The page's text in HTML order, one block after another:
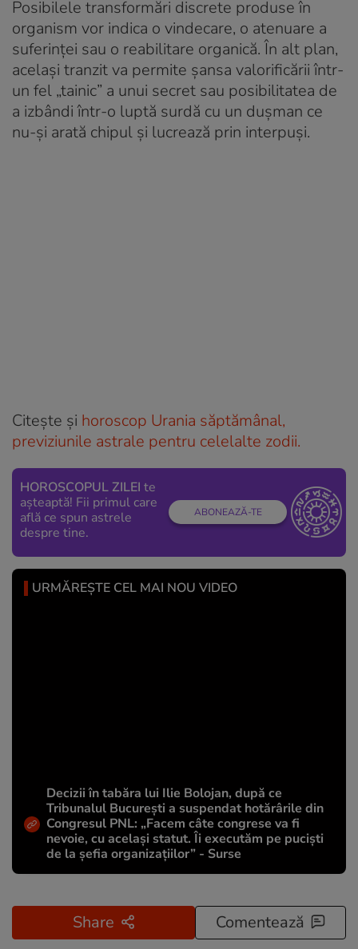
Posibilele transformări discrete produse în
organism vor indica o vindecare, o atenuare a
suferinței sau o reabilitare organică. În alt plan,
același tranzit va permite șansa valorificării într-
un fel „tainic” a unui secret sau posibilitatea de
a izbândi într-o luptă surdă cu un dușman ce
nu-și arată chipul și lucrează prin interpuși.
Citește și horoscop Urania săptămânal,
previziunile astrale pentru celelalte zodii.
HOROSCOPUL ZILEI te
așteaptă! Fii primul care
află ce spun astrele
despre tine.
ABONEAZĂ-TE
URMĂREȘTE CEL MAI NOU VIDEO
Decizii în tabăra lui Ilie Bolojan, după ce
Tribunalul București a suspendat hotărârile din
Congresul PNL: „Facem câte congrese va fi
nevoie, cu același statut. Îi executăm pe puciști
de la șefia organizațiilor” - Surse
Share Comentează